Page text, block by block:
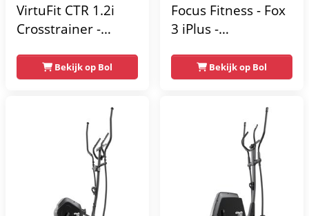
VirtuFit CTR 1.2i
Crosstrainer -
Programma's -
Bluetooth -
Bekijk op Bol
Focus Fitness - Fox
3 iPlus -
Hartslagsensoren -
24
Weerstandsniveaus
Bekijk op Bol